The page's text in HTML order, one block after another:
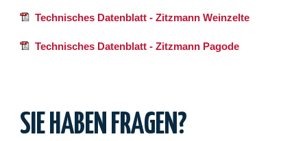
Technisches Datenblatt - Zitzmann Weinzelte
Technisches Datenblatt - Zitzmann Pagode
SIE HABEN FRAGEN?